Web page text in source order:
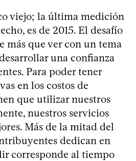
viejo; la última medición
es de 2015. El desafío
más que ver con un tema
una confianza
Para poder tener
en los costos de
que utilizar nuestros
nuestros servicios
Más de la mitad del
dedican en
corresponde al tiempo